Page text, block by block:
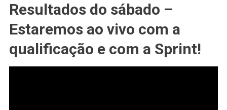
Resultados do sábado –
Estaremos ao vivo com a
qualificação e com a Sprint!